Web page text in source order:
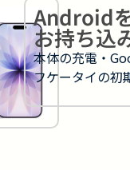
Android
お持ち込
本体の充電・
フケータイの初